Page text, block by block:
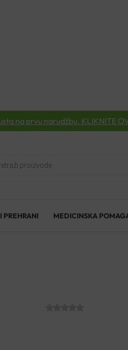
na prvu narudžbu. KLIKNITE
PREHRANI MEDICINSKA